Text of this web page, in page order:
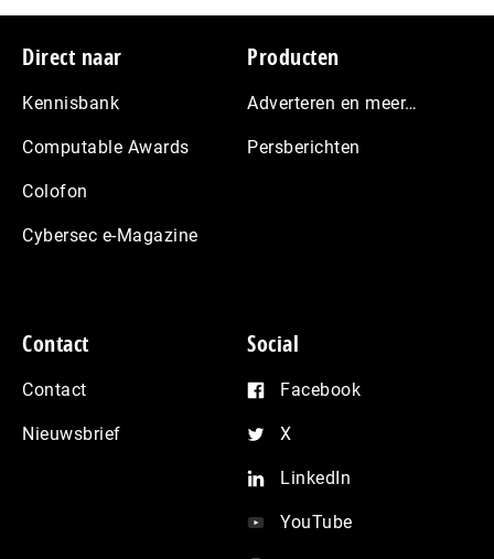
Footer
Direct naar
Kennisbank
Computable Awards
Colofon
Cybersec e-Magazine
Producten
Adverteren en meer…
Persberichten
Contact
Contact
Nieuwsbrief
Social
Facebook
X
LinkedIn
YouTube